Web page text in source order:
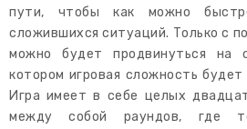
пути, чтобы как можно
сложившихся ситуаций. Только с
можно будет продвинуться на
котором игровая сложность
Игра имеет в себе целых
между собой раундов, где